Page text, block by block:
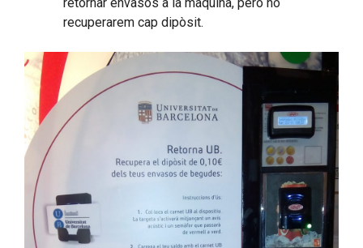
recuperarem cap dipòsit.